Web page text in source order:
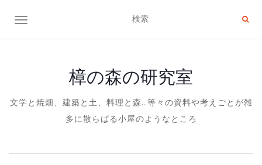
ナビゲーション切り替え
樟の森の研究室
文学と焼畑、建築と土、料理と森…等々の資料や考えごとが雑
多に散らばる小屋のようなところ